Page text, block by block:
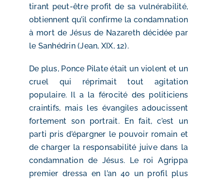
tirant peut-être profit de sa vulnérabilité,
obtiennent qu’il confirme la condamnation
à mort de Jésus de Nazareth décidée par
le Sanhédrin (Jean, XIX, 12).
De plus, Ponce Pilate était un violent et un
cruel qui réprimait tout agitation
populaire. Il a la férocité des politiciens
craintifs, mais les évangiles adoucissent
fortement son portrait. En fait, c’est un
parti pris d’épargner le pouvoir romain et
de charger la responsabilité juive dans la
condamnation de Jésus. Le roi Agrippa
premier dressa en l’an 40 un profil plus